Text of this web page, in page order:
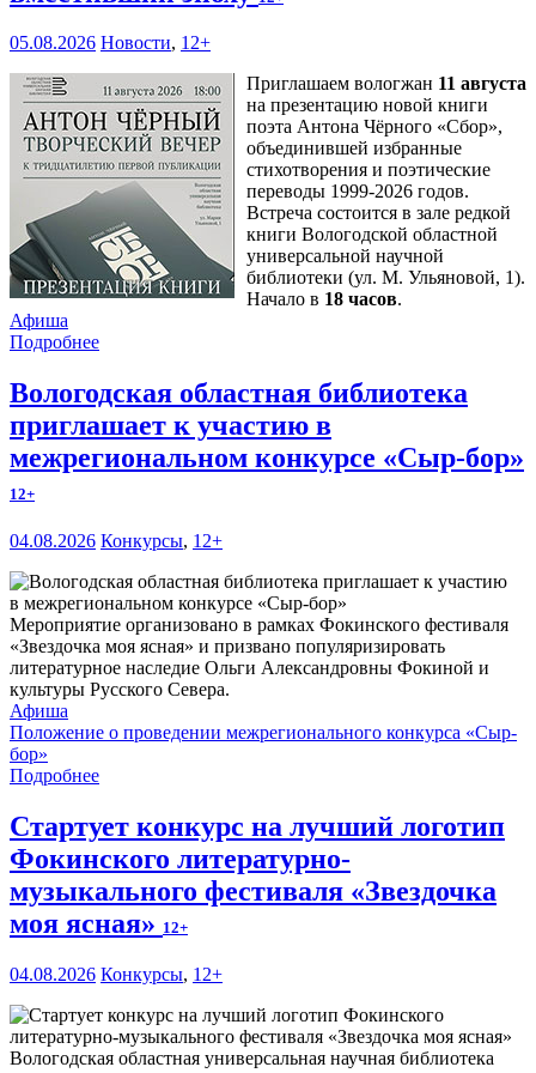
05.08.2026 Новости, 12+
Приглашаем вологжан 11 августа
на презентацию новой книги
поэта Антона Чёрного «Сбор»,
объединившей избранные
стихотворения и поэтические
переводы 1999-2026 годов.
Встреча состоится в зале редкой
книги Вологодской областной
универсальной научной
библиотеки (ул. М. Ульяновой, 1).
Начало в 18 часов.
Афиша
Подробнее
Вологодская областная библиотека
приглашает к участию в
межрегиональном конкурсе «Сыр-бор»
12+
04.08.2026 Конкурсы, 12+
Мероприятие организовано в рамках Фокинского фестиваля
«Звездочка моя ясная» и призвано популяризировать
литературное наследие Ольги Александровны Фокиной и
культуры Русского Севера.
Афиша
Положение о проведении межрегионального конкурса «Сыр-
бор»
Подробнее
Стартует конкурс на лучший логотип
Фокинского литературно-
музыкального фестиваля «Звездочка
моя ясная» 12+
04.08.2026 Конкурсы, 12+
Вологодская областная универсальная научная библиотека